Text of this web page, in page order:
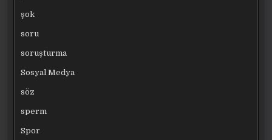
şok
soru
soruşturma
Sosyal Medya
söz
sperm
Spor